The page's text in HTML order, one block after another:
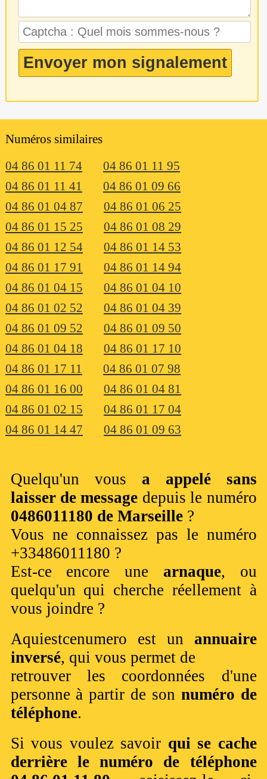
Numéros similaires
04 86 01 11 74
04 86 01 11 95
04 86 01 11 41
04 86 01 09 66
04 86 01 04 87
04 86 01 06 25
04 86 01 15 25
04 86 01 08 29
04 86 01 12 54
04 86 01 14 53
04 86 01 17 91
04 86 01 14 94
04 86 01 04 15
04 86 01 04 10
04 86 01 02 52
04 86 01 04 39
04 86 01 09 52
04 86 01 09 50
04 86 01 04 18
04 86 01 17 10
04 86 01 17 11
04 86 01 07 98
04 86 01 16 00
04 86 01 04 81
04 86 01 02 15
04 86 01 17 04
04 86 01 14 47
04 86 01 09 63
Quelqu'un vous a appelé sans
laisser de message depuis le numéro
0486011180 de Marseille?
Vous ne connaissez pas le numéro
+33486011180 ?
Est-ce encore une arnaque, ou
quelqu'un qui cherche réellement à
vous joindre ?
Aquiestcenumero est un annuaire
inversé, qui vous permet de
retrouver les coordonnées d'une
personne à partir de son numéro de
téléphone.
Si vous voulez savoir qui se cache
derrière le numéro de téléphone